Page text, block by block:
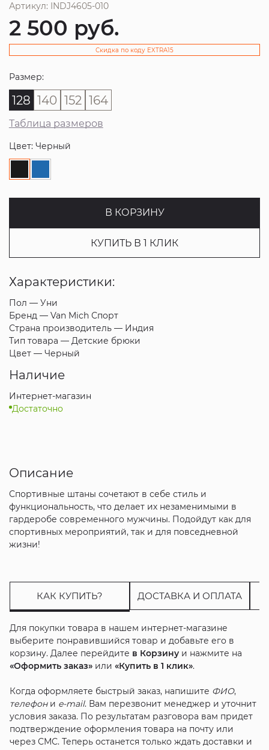
Артикул: INDJ4605-010
2 500 руб.
Скидка по коду EXTRA15
Размер:
128 140 152 164
Таблица размеров
Цвет: Черный
В КОРЗИНУ
КУПИТЬ В 1 КЛИК
Характеристики:
Пол — Уни
Бренд — Van Mich Спорт
Страна производитель — Индия
Тип товара — Детские брюки
Цвет — Черный
Наличие
Интернет-магазин
Достаточно
Описание
Спортивные штаны сочетают в себе стиль и
функциональность, что делает их незаменимыми в
гардеробе современного мужчины. Подойдут как для
спортивных мероприятий, так и для повседневной
жизни!
КАК КУПИТЬ? ДОСТАВКА И ОПЛАТА
Для покупки товара в нашем интернет-магазине
выберите понравившийся товар и добавьте его в
корзину. Далее перейдите в Корзинуи нажмите на
«Оформить заказ»или «Купить в 1 клик».
Когда оформляете быстрый заказ, напишите ФИО,
телефони e-mail. Вам перезвонит менеджер и уточнит
условия заказа. По результатам разговора вам придет
подтверждение оформления товара на почту или
через СМС. Теперь останется только ждать доставки и